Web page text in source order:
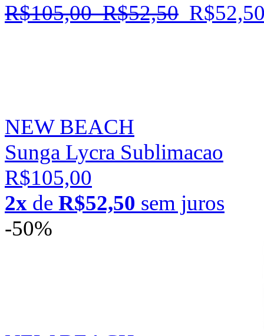
R$105,00 R$52,50
NEW BEACH
Sunga Lycra Sublimacao
R$105,00
2x de R$52,50 sem juros
-50%